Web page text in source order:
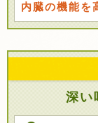
内臓の機能を
深い